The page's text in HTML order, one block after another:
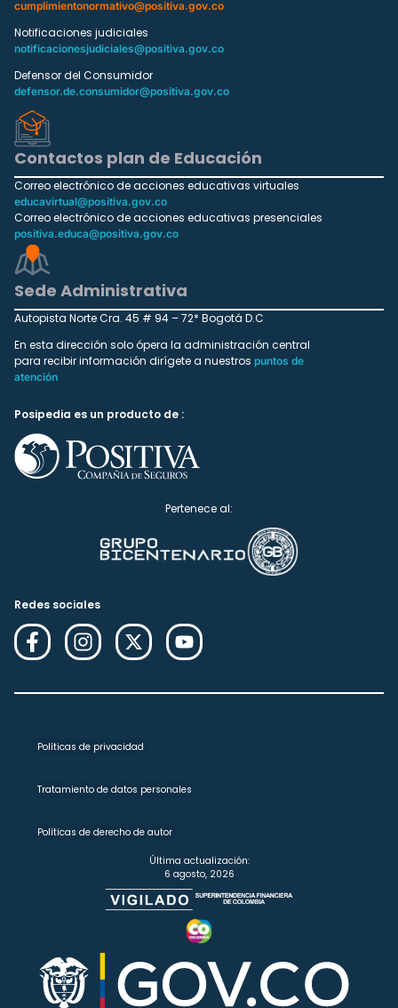
cumplimientonormativo@positiva.gov.co
Notificaciones judiciales
notificacionesjudiciales@positiva.gov.co
Defensor del Consumidor
defensor.de.consumidor@positiva.gov.co
Contactos plan de Educación
Correo electrónico de acciones educativas virtuales
educavirtual@positiva.gov.co
Correo electrónico de acciones educativas presenciales
positiva.educa@positiva.gov.co
Sede Administrativa
Autopista Norte Cra. 45 # 94 – 72* Bogotá D.C
En esta dirección solo ópera la administración central
para recibir información dirígete a nuestros puntos de
atención
Posipedia es un producto de :
Pertenece al:
Redes sociales
Políticas de privacidad
Tratamiento de datos personales
Políticas de derecho de autor
Última actualización:
6 agosto, 2026